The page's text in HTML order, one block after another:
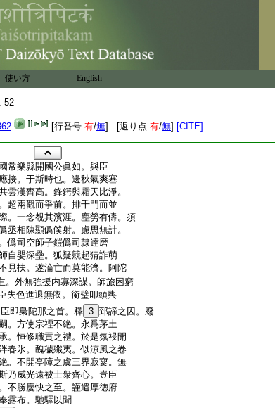
使い方 English
52
[行番号:有/無] [返り点:有/無] [CITE]
常樂縣開國公眞如。與臣
接。于斯時也。邊秋氣爽塞
雲漢齊高。鋒鍔與霜天比淨。
超兩觀而爭前。排千門而並
。一念覩其濱涯。塵勞有儔。須
丞相陳顯僞僕射。慮思無計。
僞司空師子鎧僞司隷逹磨
自嬰深壘。狐疑競起猜詐萌
見扶。遂淪亡而莫能濟。阿陀
。外無強援内寡深謀。師旅困窮
失色進退無依。銜璧叩頭輿
即梟陀那之首。釋 3 郅諦之囚。廢
。方使宗禋不絶。永爲茅土
。恒修職貢之禮。於是氛祲開
春氷。醜穢殲夷。似涼風之卷
。不開亭障之虞三界寂寥。無
乃威光遠被士衆齊心。豈臣
不勝慶快之至。謹遣厚徳府
露布。馳驛以聞